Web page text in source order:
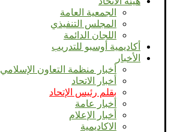
الجمعية العامة
المجلس التنفيذي
اللجان الدائمة
أكاديمية أوسبو للتدريب
الأخبار
أخبار منظمة التعاون الإسلامي
أخبار الاتحاد
بقلم رئيس الإتحاد
أخبار عامة
أخبار الإعلام
الاكاديمية